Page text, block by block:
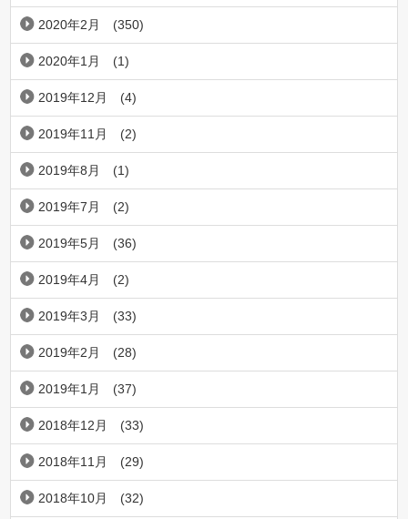
2020年2月 (350)
2020年1月 (1)
2019年12月 (4)
2019年11月 (2)
2019年8月 (1)
2019年7月 (2)
2019年5月 (36)
2019年4月 (2)
2019年3月 (33)
2019年2月 (28)
2019年1月 (37)
2018年12月 (33)
2018年11月 (29)
2018年10月 (32)